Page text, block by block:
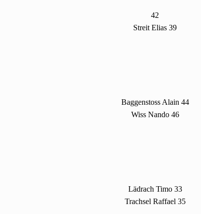
42
Streit Elias 39
Baggenstoss Alain 44
Wiss Nando 46
Lädrach Timo 33
Trachsel Raffael 35